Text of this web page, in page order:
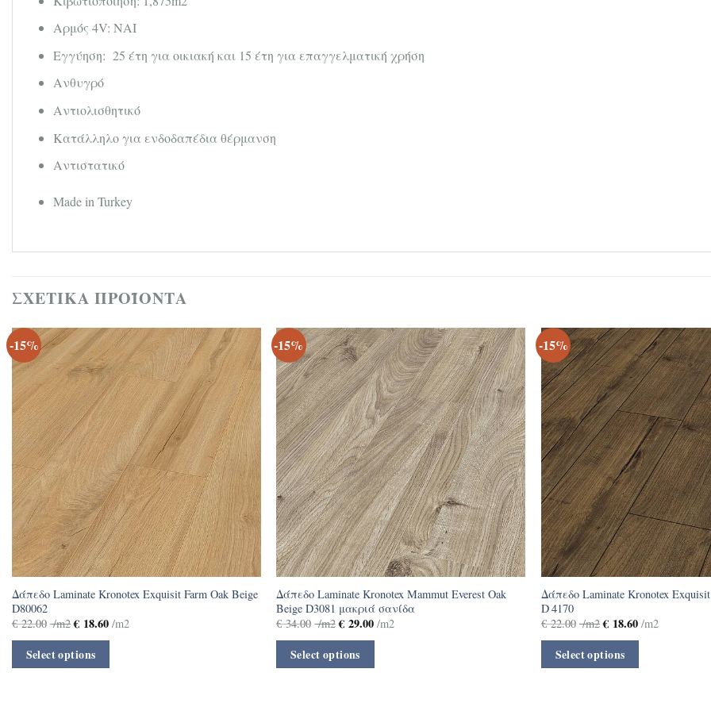
Αρμός 4V: ΝΑΙ
Εγγύηση: 25 έτη για οικιακή και 15 έτη για επαγγελματική χρήση
Ανθυγρό
Αντιολισθητικό
Κατάλληλο για ενδοδαπέδια θέρμανση
Αντιστατικό
Made in Turkey
ΣΧΕΤΙΚΆ ΠΡΟΪΌΝΤΑ
-15%
Δάπεδο Laminate Kronotex Exquisit Farm Oak Beige
D80062
€22.00 /m2 € 18.60 /m2
Select options
-15%
Δάπεδο Laminate Kronotex Mammut Everest Oak
Beige D3081 μακριά σανίδα
€34.00 /m2 €29.00/m2
Select options
-15%
Δάπεδο Laminate Kronotex
D 4170
€22.00 /m2 € 18.60 /m2
Select options